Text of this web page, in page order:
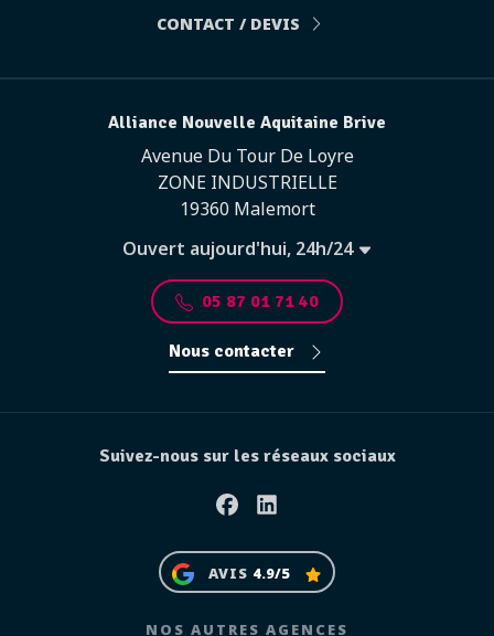
CONTACT / DEVIS
Alliance Nouvelle Aquitaine Brive
Avenue Du Tour De Loyre
ZONE INDUSTRIELLE
19360 Malemort
Ouvert aujourd'hui, 24h/24
05 87 01 71 40
Nous contacter
Suivez-nous sur les réseaux sociaux
FacebookLinkedin
AVIS 4.9/5
NOS AUTRES AGENCES